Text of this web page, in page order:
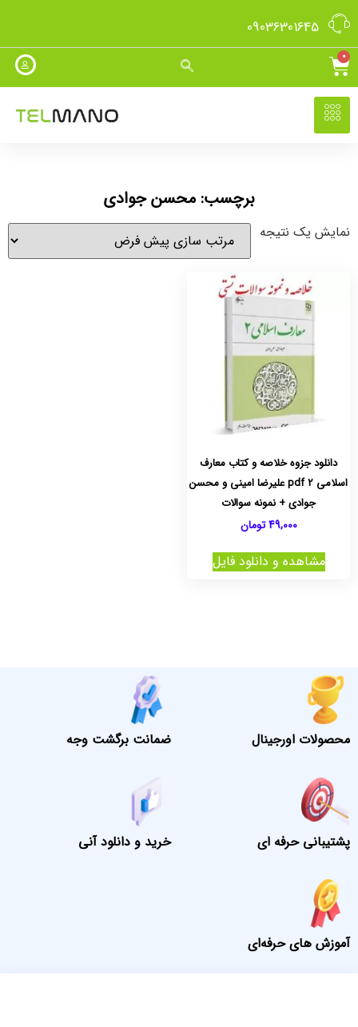
09036301645
0
برچسب: محسن جوادی
نمایش یک نتیجه
دانلود جزوه خلاصه و کتاب معارف
اسلامی 2 pdf علیرضا امینی و محسن
جوادی + نمونه سوالات
49,000 تومان
مشاهده و دانلود فایل
محصولات اورجینال ضمانت برگشت وجه
پشتیبانی حرفه ای خرید و دانلود آنی
آموزش های حرفه‌ای